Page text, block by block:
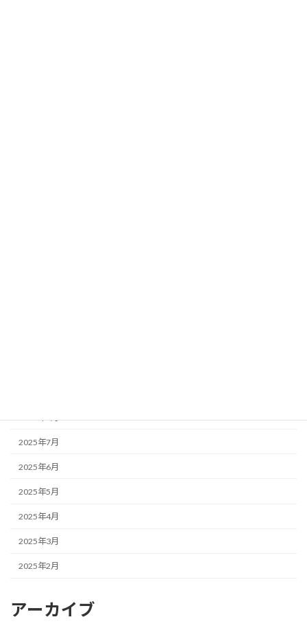
2025年7月
2025年6月
2025年5月
2025年4月
2025年3月
2025年2月
アーカイブ